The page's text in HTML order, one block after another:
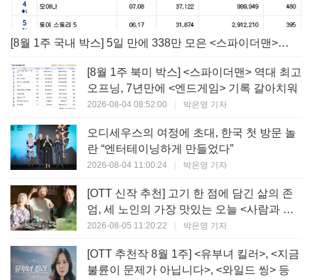
[8월 1주 국내 박스] 5일 만에 338만 모은 <스파이더맨> 극장가 235% 대반등, <호프>는 400만 돌파
[8월 1주 북미 박스] <스파이더맨> 역대 최고
오프닝, 7년만에 <엔드게임> 기록 갈아치워
2026-08-04 08:52:00 | 박은영 기자
오디세우스의 여정에 초대, 한국 첫 방문 놀
란 “엔터테이닝하게 만들었다”
2026-08-04 11:00:24 | 박은영 기자
[OTT 신작 추천] 고기 한 점에 담긴 삶의 존
엄, 세 노인의 가장 맛있는 오늘 <사람과 고
기>
2026-08-05 11:20:22 | 박은영 기자
[OTT 추천작 8월 1주] <유부녀 킬러>, <지금
불륜이 문제가 아닙니다>, <와일드 씽> 등